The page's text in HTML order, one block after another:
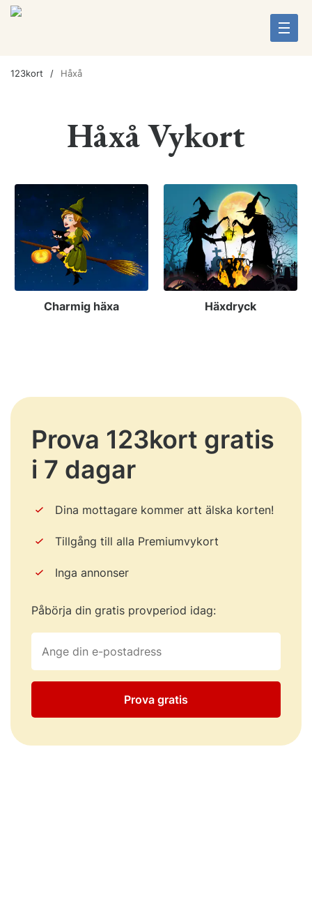
123kort Håxå
Håxå Vykort
Charmig häxa Häxdryck
Prova 123kort gratis
i 7 dagar
Dina mottagare kommer att älska korten!
Tillgång till alla Premiumvykort
Inga annonser
Påbörja din gratis provperiod idag:
Prova gratis